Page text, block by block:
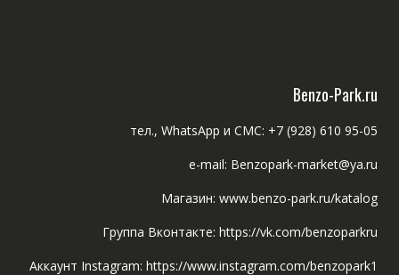
Benzo-Park.ru
тел., WhatsApp и СМС: +7 (928) 610 95-05
e-mail: Benzopark-market@ya.ru
Магазин: www.benzo-park.ru/katalog
Группа Вконтакте: https://vk.com/benzoparkru
Аккаунт Instagram: https://www.instagram.com/benzopark1